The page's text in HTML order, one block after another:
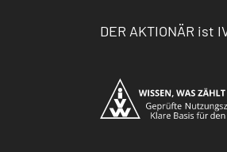
DER AKTIONÄR ist